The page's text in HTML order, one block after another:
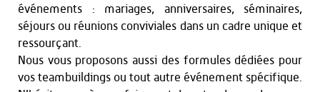
événements : mariages, anniversaires, séminaires,
séjours ou réunions conviviales dans un cadre unique et
ressourçant.
Nous vous proposons aussi des formules dédiées pour
vos teambuildings ou tout autre événement spécifique.